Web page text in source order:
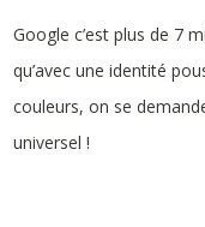
Google c’est plus de 7
qu’avec une identité
couleurs, on se
universel !